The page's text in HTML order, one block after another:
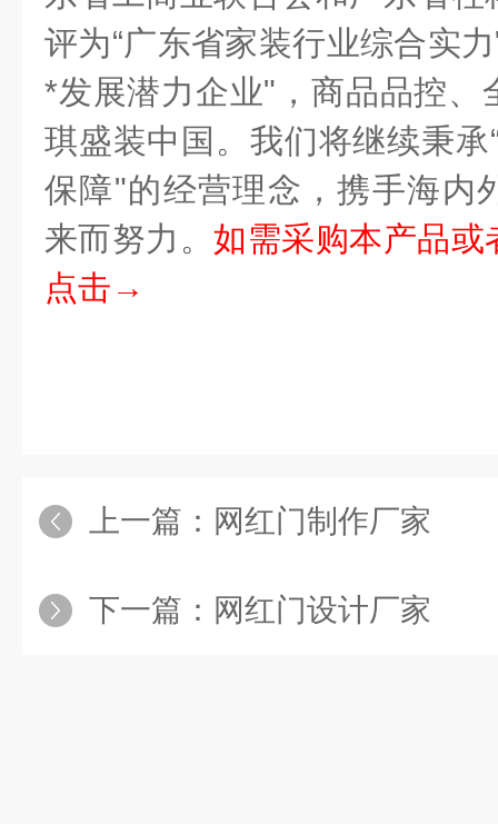
评为“广东省家装行业综合实
*发展潜力企业"，商品品控、
琪盛装中国。我们将继续秉
保障"的经营理念，携手海内
来而努力。如需采购本产品或
点击→
上一篇： 网红门制作厂家
下一篇： 网红门设计厂家